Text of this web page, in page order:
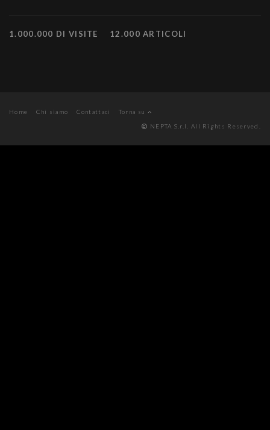
1.000.000 DI VISITE 12.000 ARTICOLI
Home Chi siamo Contattaci
Torna su
NEPTA S.r.l. All Rights Reserved.